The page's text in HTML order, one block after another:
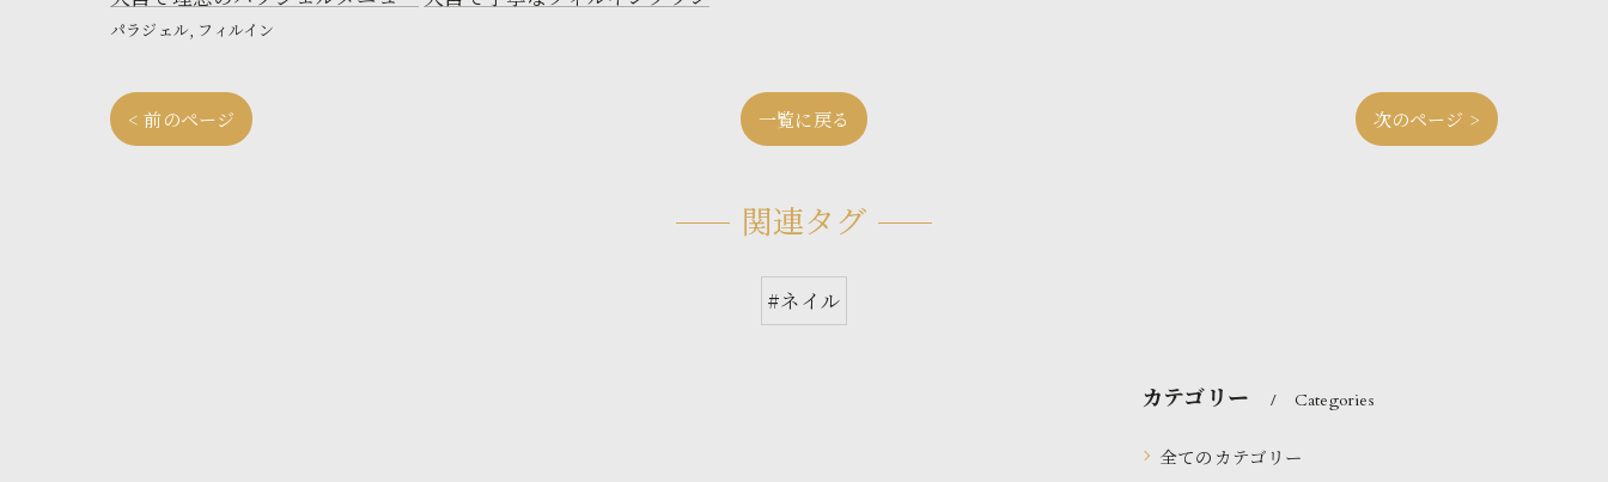
パラジェル フィルイン
< 前のページ 一覧に戻る 次のページ >
関連タグ
#ネイル
カテゴリー Categories
全てのカテゴリー